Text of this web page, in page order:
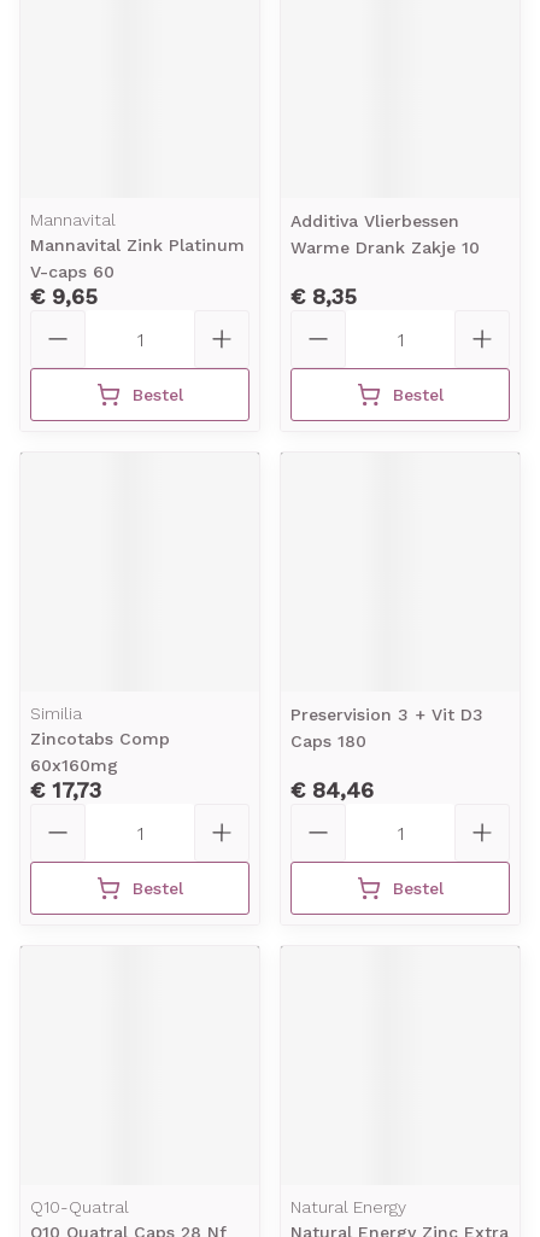
Mannavital
Mannavital Zink Platinum
V-caps 60
€ 9,65
Bestel
Additiva Vlierbessen
Warme Drank Zakje 10
€ 8,35
Bestel
Similia
Zincotabs Comp
60x160mg
€ 17,73
Bestel
Preservision 3 + Vit D3
Caps 180
€ 84,46
Bestel
Q10-Quatral
Q10 Quatral Caps 28 Nf
Natural Energy
Natural Energy Zinc Extra